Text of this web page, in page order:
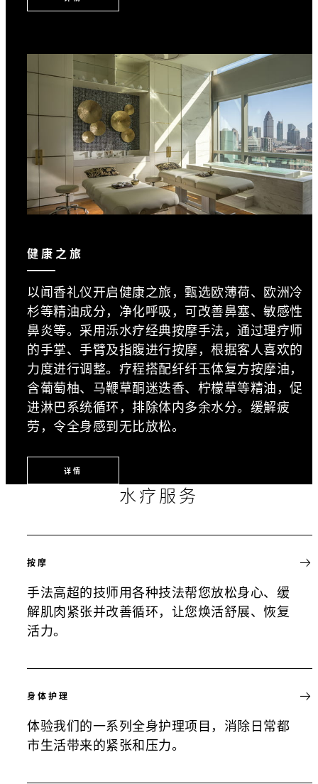
健康之旅
以闻香礼仪开启健康之旅，甄选欧薄荷、欧洲冷
杉等精油成分，净化呼吸，可改善鼻塞、敏感性
鼻炎等。采用泺水疗经典按摩手法，通过理疗师
的手掌、手臂及指腹进行按摩，根据客人喜欢的
力度进行调整。疗程搭配纤纤玉体复方按摩油，
含葡萄柚、马鞭草酮迷迭香、柠檬草等精油，促
进淋巴系统循环，排除体内多余水分。缓解疲
劳，令全身感到无比放松。
详情
水疗服务
按摩
手法高超的技师用各种技法帮您放松身心、缓
解肌肉紧张并改善循环，让您焕活舒展、恢复
活力。
身体护理
体验我们的一系列全身护理项目，消除日常都
市生活带来的紧张和压力。